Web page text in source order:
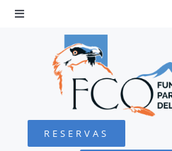
Saltar
Toggle
Navigation
QUEBRANTAHUESOS
FUNDACIÓN
RESERVAS